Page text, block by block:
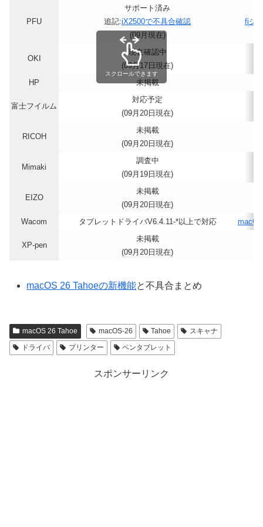
PFU
サポート済み
追記:iX2500で不具合確認
(09月現在)
fiシ
OKI
現在確認中
(09月17日現在)
HP
未掲載
富士フイルム
対応予定
(09月20日現在)
RICOH
未掲載
(09月20日現在)
Mimaki
調査中
(09月19日現在)
EIZO
未掲載
(09月20日現在)
Wacom
タブレットドライバV6.4.11-*以上で対応
XP-pen
未掲載
(09月20日現在)
スクロールできます
macOS 26 Tahoeの新機能と不具合まとめ
macOS 26 Tahoe macOS-26 Tahoe
スキャナ
ドライバ
プリンター ペンタブレット
スポンサーリンク